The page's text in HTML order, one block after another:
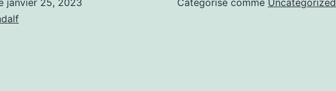
janvier 25, 2023
Catégorisé comme Uncategorized